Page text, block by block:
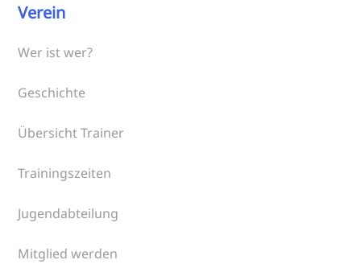
Verein
Wer ist wer?
Geschichte
Übersicht Trainer
Trainingszeiten
Jugendabteilung
Mitglied werden